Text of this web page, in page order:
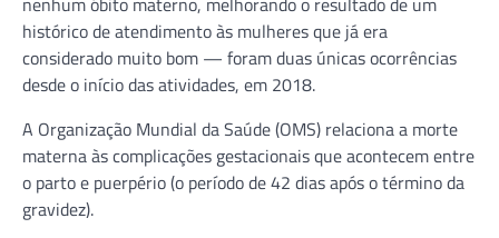
histórico de atendimento às mulheres que já era
considerado muito bom — foram duas únicas ocorrências
desde o início das atividades, em 2018.
A Organização Mundial da Saúde (OMS) relaciona a morte
materna às complicações gestacionais que acontecem entre
o parto e puerpério (o período de 42 dias após o término da
gravidez).